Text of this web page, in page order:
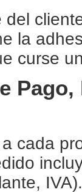
la
curse
cada